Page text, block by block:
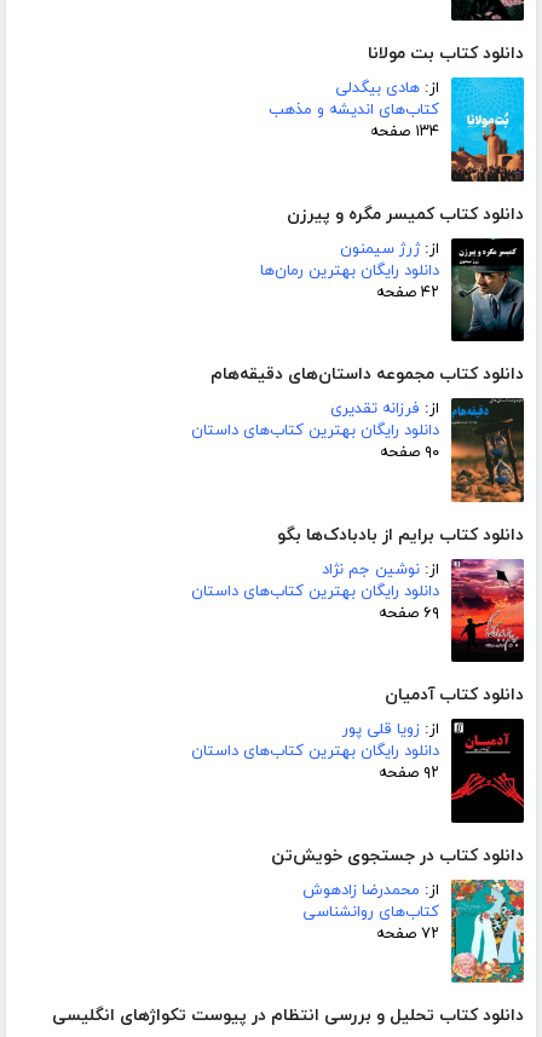
دانلود کتاب بت مولانا
از: هادی بیگدلی
کتاب‌های اندیشه و مذهب
۱۳۴ صفحه
دانلود کتاب کمیسر مگره و پیرزن
از:ژرژ سیمنون
دانلود رایگان بهترین رمان‌ها
۴۲ صفحه
دانلود کتاب مجموعه داستان‌های دقیقه‌هام
از: فرزانه تقدیری
دانلود رایگان بهترین کتاب‌های داستان
۹۰ صفحه
دانلود کتاب برایم از بادبادک‌ها بگو
از: نوشین جم نژاد
دانلود رایگان بهترین کتاب‌های داستان
۶۹ صفحه
دانلود کتاب آدمیان
از: زویا قلی پور
دانلود رایگان بهترین کتاب‌های داستان
۹۲ صفحه
دانلود کتاب در جستجوی خویش‌تن
از: محمدرضا زادهوش
کتاب‌های روانشناسی
۷۲ صفحه
دانلود کتاب تحلیل و بررسی انتظام در پیوست تکواژهای انگلیسی